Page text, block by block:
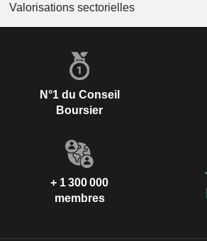
Valorisations sectorielles
N°1 du Conseil
Boursier
+ 1 300 000
membres